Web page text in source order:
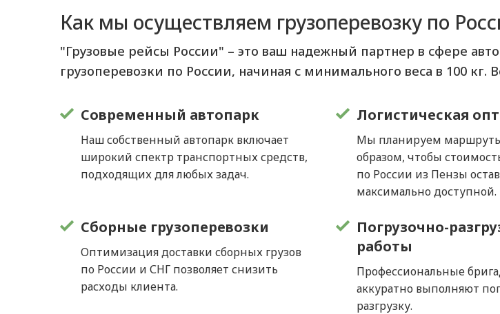
Как мы осуществляем грузоперевозку по
"Грузовые рейсы России" – это ваш надежный партнер в сфере
грузоперевозки по России, начиная с минимального веса в 100 кг.
Современный автопарк
Наш собственный автопарк включает
широкий спектр транспортных средств,
подходящих для любых задач.
Логистическая
Мы планируем
образом, чтобы
по России из Пензы
максимально доступной.
Сборные грузоперевозки
Оптимизация доставки сборных грузов
по России и СНГ позволяет снизить
расходы клиента.
Погрузочно-
работы
Профессиональные
аккуратно выполняют
разгрузку.